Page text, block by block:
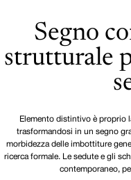
Segno
strutturale
Elemento distintivo è proprio
trasformandosi in un segno
morbidezza delle imbottiture
ricerca formale. Le sedute e gli
contemporaneo,